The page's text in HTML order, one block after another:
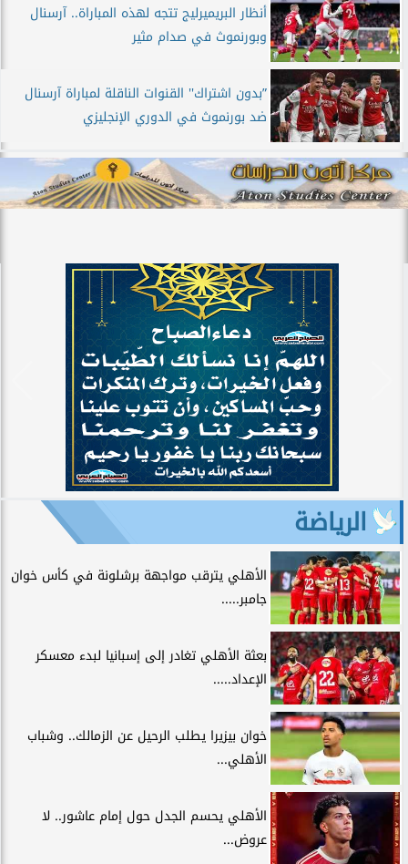
أنظار البريميرليج تتجه لهذه المباراة.. آرسنال
وبورنموث في صدام مثير
”بدون اشتراك'' القنوات الناقلة لمباراة آرسنال
ضد بورنموث في الدوري الإنجليزي
الرياضة
الأهلي يترقب مواجهة برشلونة في كأس خوان
جامبر.....
بعثة الأهلي تغادر إلى إسبانيا لبدء معسكر
الإعداد.....
خوان بيزيرا يطلب الرحيل عن الزمالك.. وشباب
الأهلي...
الأهلي يحسم الجدل حول إمام عاشور.. لا
عروض...